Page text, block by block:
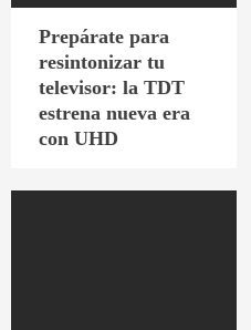
Prepárate para
resintonizar tu
televisor: la TDT
estrena nueva era
con UHD